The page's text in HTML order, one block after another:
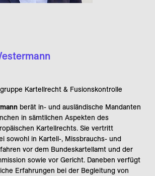
Kartellrecht & Fusionskontrolle
berät in- und ausländische Mandanten
in sämtlichen Aspekten des
Kartellrechts. Sie vertritt
sowohl in Kartell-, Missbrauchs- und
vor dem Bundeskartellamt und der
sowie vor Gericht. Daneben verfügt
Erfahrungen bei der Begleitung von